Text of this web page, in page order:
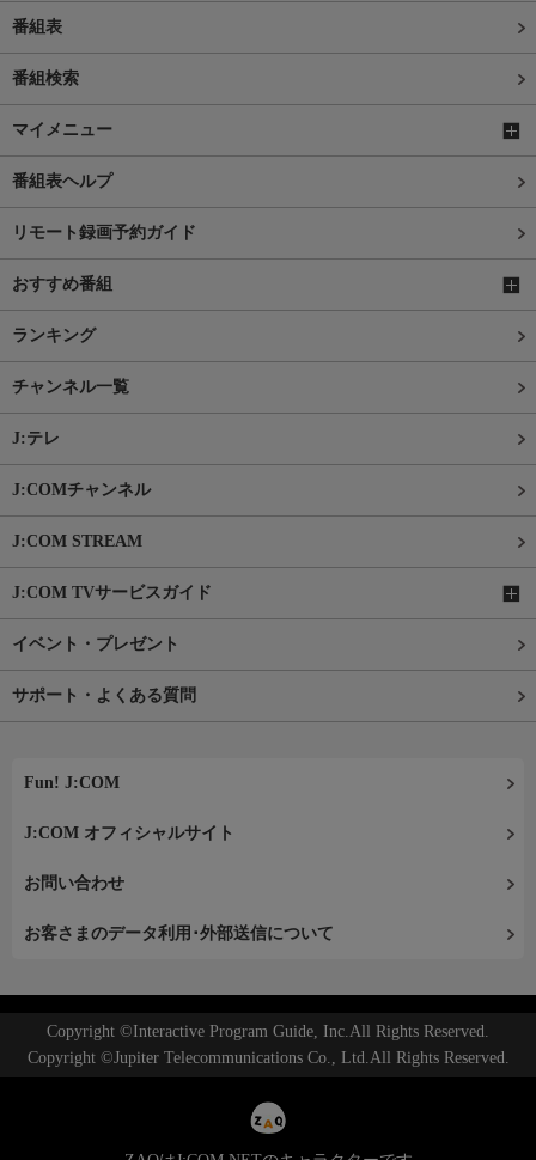
番組表
番組検索
マイメニュー
番組表ヘルプ
リモート録画予約ガイド
おすすめ番組
ランキング
チャンネル一覧
J:テレ
J:COMチャンネル
J:COM STREAM
J:COM TVサービスガイド
イベント・プレゼント
サポート・よくある質問
Fun! J:COM
J:COM オフィシャルサイト
お問い合わせ
お客さまのデータ利用･外部送信について
Copyright ©Interactive Program Guide, Inc.All Rights Reserved.
Copyright ©Jupiter Telecommunications Co., Ltd.All Rights Reserved.